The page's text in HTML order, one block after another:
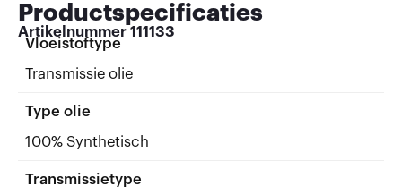
Productspecificaties
Artikelnummer 111133
Vloeistoftype
Transmissie olie
Type olie
100% Synthetisch
Transmissietype